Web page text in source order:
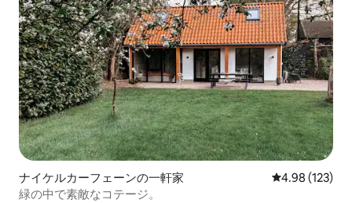
ナイケルカーフェーンの一軒家 レビュー123
4.98 (123)
緑の中で素敵なコテージ。